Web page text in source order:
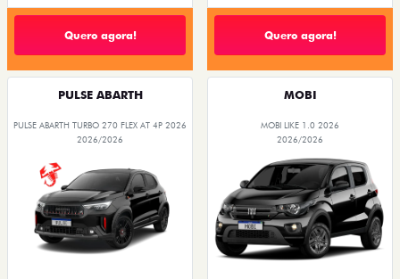
Quero agora! Quero agora!
PULSE ABARTH
PULSE ABARTH TURBO 270 FLEX AT 4P 2026
2026/2026
MOBI
MOBI LIKE 1.0 2026
2026/2026